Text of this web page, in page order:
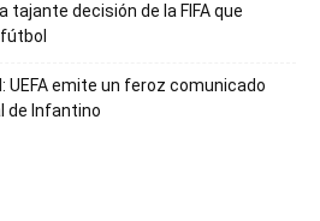
tajante decisión de la FIFA que
UEFA emite un feroz comunicado
de Infantino